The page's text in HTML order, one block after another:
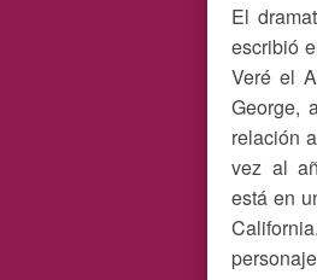
El
escribió
Veré el
George,
relación
vez al
está en